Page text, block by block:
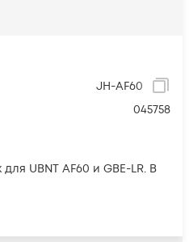
JH-AF60
045758
UBNT AF60 и GBE-LR. В